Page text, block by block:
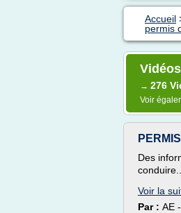
Accueil
permis
→ 276
Voir
Des
conduire..
Voir la
Par : AE